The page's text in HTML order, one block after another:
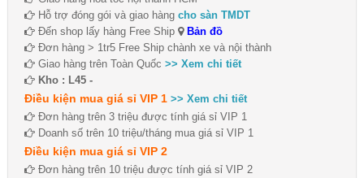
Hỗ trợ đóng gói và giao hàng cho sàn TMDT
Đến shop lấy hàng Free Ship
Bản đồ
Đơn hàng > 1tr5 Free Ship chành xe và nội thành
Giao hàng trên Toàn Quốc >> Xem chi tiết
Kho : L45 -
Điều kiện mua giá sỉ VIP 1 >> Xem chi tiết
Đơn hàng trên 3 triệu được tính giá sỉ VIP 1
Doanh số trên 10 triệu/tháng mua giá sỉ VIP 1
Điều kiện mua giá sỉ VIP 2
Đơn hàng trên 10 triệu được tính giá sỉ VIP 2